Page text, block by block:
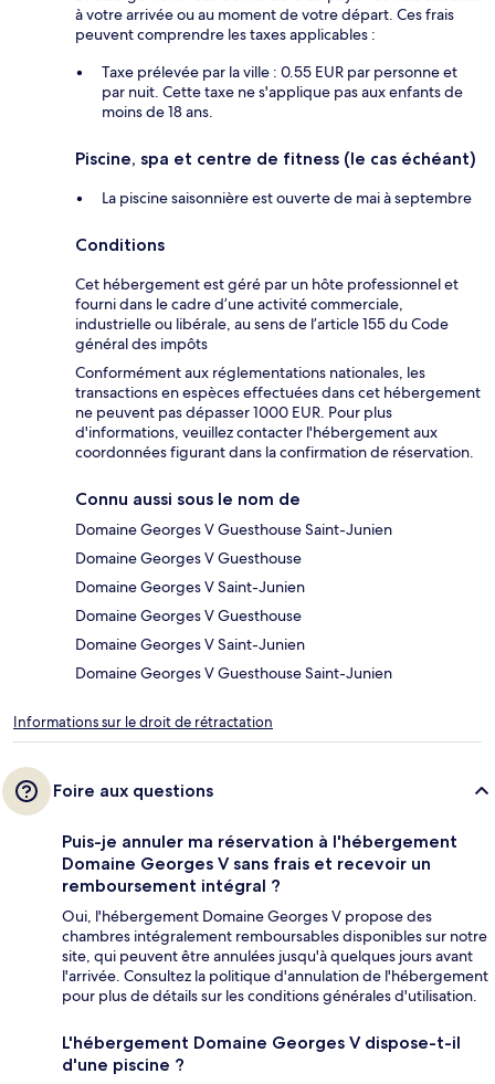
à votre arrivée ou au moment de votre départ. Ces frais
peuvent comprendre les taxes applicables :
Taxe prélevée par la ville : 0.55 EUR par personne et
par nuit. Cette taxe ne s'applique pas aux enfants de
moins de 18 ans.
Piscine, spa et centre de fitness (le cas échéant)
La piscine saisonnière est ouverte de mai à septembre
Conditions
Cet hébergement est géré par un hôte professionnel et
fourni dans le cadre d’une activité commerciale,
industrielle ou libérale, au sens de l’article 155 du Code
général des impôts
Conformément aux réglementations nationales, les
transactions en espèces effectuées dans cet hébergement
ne peuvent pas dépasser 1000 EUR. Pour plus
d'informations, veuillez contacter l'hébergement aux
coordonnées figurant dans la confirmation de réservation.
Connu aussi sous le nom de
Domaine Georges V Guesthouse Saint-Junien
Domaine Georges V Guesthouse
Domaine Georges V Saint-Junien
Domaine Georges V Guesthouse
Domaine Georges V Saint-Junien
Domaine Georges V Guesthouse Saint-Junien
Informations sur le droit de rétractation
Foire aux questions
Puis-je annuler ma réservation à l'hébergement
Domaine Georges V sans frais et recevoir un
remboursement intégral ?
Oui, l'hébergement Domaine Georges V propose des
chambres intégralement remboursables disponibles sur notre
site, qui peuvent être annulées jusqu'à quelques jours avant
l'arrivée. Consultez la politique d'annulation de l'hébergement
pour plus de détails sur les conditions générales d'utilisation.
L'hébergement Domaine Georges V dispose-t-il
d'une piscine ?